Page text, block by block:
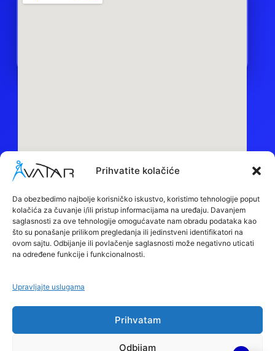
Prihvatite kolačiće
Da obezbedimo najbolje korisničko iskustvo, koristimo tehnologije poput
kolačića za čuvanje i/ili pristup informacijama na uređaju. Davanjem
saglasnosti za ove tehnologije omogućavate nam obradu podataka kao
što su ponašanje prilikom pregledanja ili jedinstveni identifikatori na
ovom sajtu. Odbijanje ili povlačenje saglasnosti može negativno uticati
na određene funkcije i funkcionalnosti.
Upravljajte uslugama
Prihvatam
Odbijam
Maloprodaja:
Despota Stefana Lazarevića BB, 15000, Šabac
Call Centar:+381 66 88 91 694
n
F
a
c
I
n
s
i